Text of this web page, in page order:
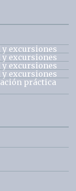
y excursiones
y excursiones
y excursiones
y excursiones
práctica